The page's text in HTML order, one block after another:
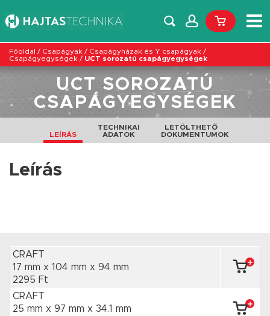
Főoldal / Csapágyak / Csapágyházak és Y csapágyak /
Csapágyegységek / UCT sorozatú csapágyegységek
UCT SOROZATÚ
CSAPÁGYEGYSÉGEK
LEÍRÁS
TECHNIKAI
ADATOK
LETÖLTHETŐ
DOKUMENTUMOK
Leírás
CRAFT
17 mm x 104 mm x 94 mm
2295 Ft
CRAFT
25 mm x 97 mm x 34.1 mm